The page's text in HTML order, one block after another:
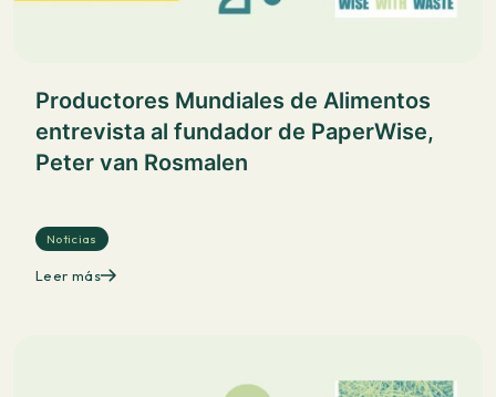
Productores Mundiales de Alimentos
entrevista al fundador de PaperWise,
Peter van Rosmalen
Noticias
Leer más